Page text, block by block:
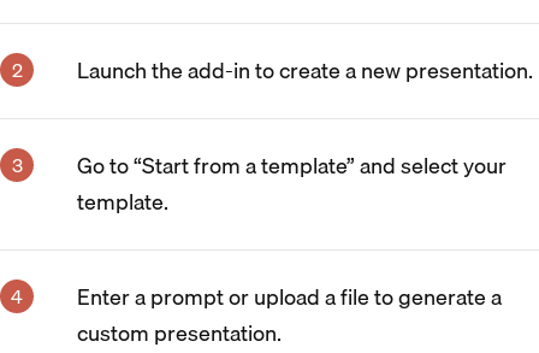
Launch the add-in to create a new presentation.
Go to “Start from a template” and select your
template.
Enter a prompt or upload a file to generate a
custom presentation.